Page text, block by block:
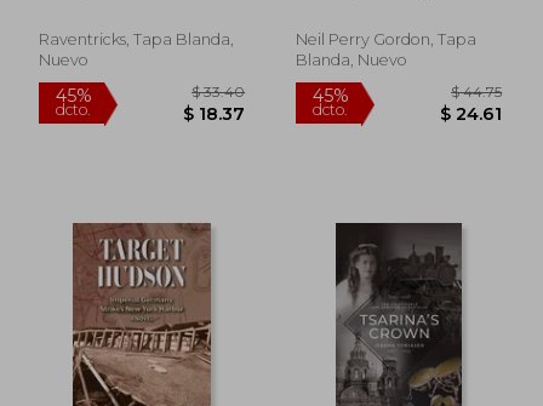
Raventricks, Tapa Blanda,
Nuevo
Neil Perry Gordon, Tapa
Blanda, Nuevo